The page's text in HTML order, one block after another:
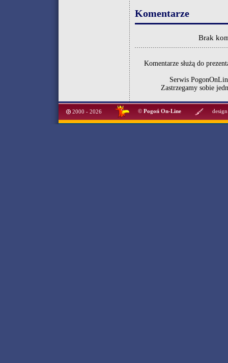
Komentarze
Brak
Komentarze służą do
Serwis
Zastrzegamy sobie
2000 - 2026 © Pogoń On-Line